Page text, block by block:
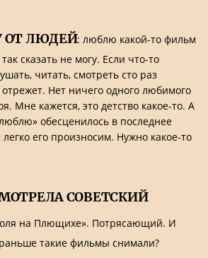
ОТ ЛЮДЕЙ: люблю какой-то фильм
сказать не могу. Если что-то
читать, смотреть сто раз
Нет ничего одного любимого
Мне кажется, это детство какое-то. А
обесценилось в последнее
его произносим. Нужно какое-то
СОВЕТСКИЙ
на Плющихе». Потрясающий. И
такие фильмы снимали?